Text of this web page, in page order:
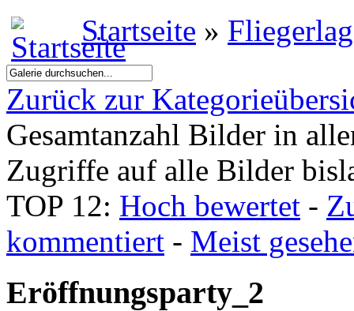
Startseite »
Zurück zur
Gesamtanzahl Bilder in
Zugriffe auf alle Bilder
TOP 12: Hoch bewertet -
kommentiert - Meist
Eröffnungsparty_2